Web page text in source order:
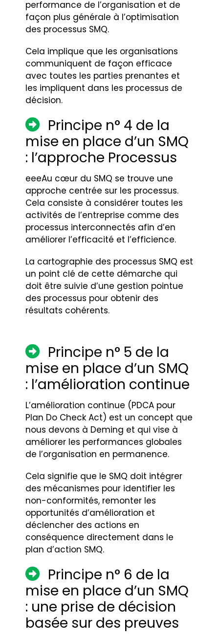
performance de l’organisation et de
façon plus générale à l’optimisation
des processus SMQ.
Cela implique que les organisations
communiquent de façon efficace
avec toutes les parties prenantes et
les impliquent dans les processus de
décision.
Principe n° 4 de la
mise en place d’un SMQ
: l’approche Processus
eeeAu cœur du SMQ se trouve une
approche centrée sur les processus.
Cela consiste à considérer toutes les
activités de l’entreprise comme des
processus interconnectés afin d’en
améliorer l’efficacité et l’efficience.
La cartographie des processus SMQ est
un point clé de cette démarche qui
doit être suivie d’une gestion pointue
des processus pour obtenir des
résultats cohérents.
Principe n° 5 de la
mise en place d’un SMQ
: l’amélioration continue
L’amélioration continue (PDCA pour
Plan Do Check Act) est un concept que
nous devons à Deming et qui vise à
améliorer les performances globales
de l’organisation en permanence.
Cela signifie que le SMQ doit intégrer
des mécanismes pour identifier les
non-conformités, remonter les
opportunités d’amélioration et
déclencher des actions en
conséquence directement dans le
plan d’action SMQ.
Principe n° 6 de la
mise en place d’un SMQ
: une prise de décision
basée sur des preuves